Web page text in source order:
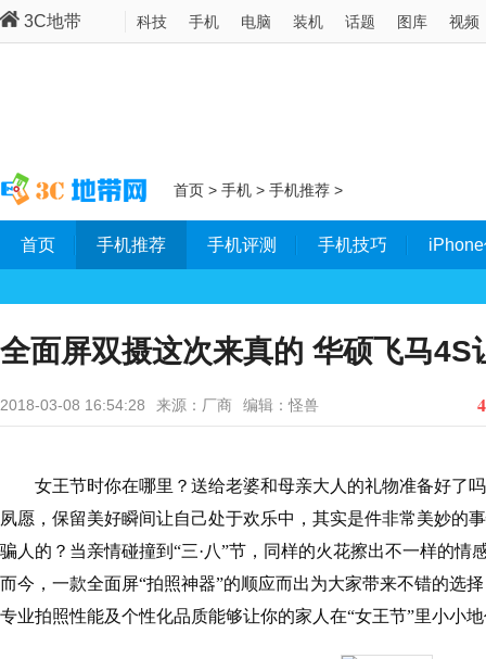
3C地带 科技 手机 电脑 装机 话题 图库 视频
首页 > 手机 > 手机推荐 >
首页 手机推荐 手机评测 手机技巧
全面屏双摄这次来真的 华硕飞马4S
2018-03-08 16:54:28 来源：厂商 编辑：怪兽
女王节时你在哪里？送给老婆和母亲大人的礼物准备好了
夙愿，保留美好瞬间让自己处于欢乐中，其实是件非常美妙的
骗人的？当亲情碰撞到“三·八”节，同样的火花擦出不一样的情
而今，一款全面屏“拍照神器”的顺应而出为大家带来不错的选
专业拍照性能及个性化品质能够让你的家人在“女王节”里小小